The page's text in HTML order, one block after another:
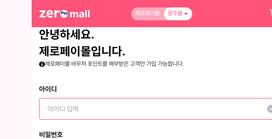
제로페이몰 광주몰
안녕하세요.
제로페이몰입니다.
제로페이몰 바우처 포인트를 배부받은 고객만 가입 가능합니다.
아이디
비밀번호